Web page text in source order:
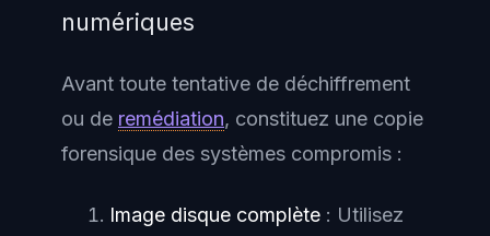
numériques
Avant toute tentative de déchiffrement
ou de remédiation, constituez une copie
forensique des systèmes compromis :
Image disque complète : Utilisez